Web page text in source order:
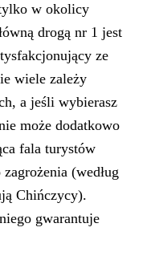
w okolicy
drogą nr 1 jest
ze
wiele zależy
a jeśli wybierasz
może dodatkowo
fala turystów
(według
Chińczycy).
gwarantuje